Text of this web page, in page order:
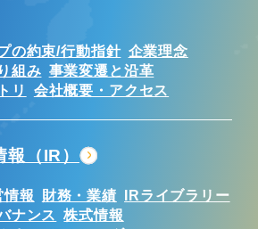
の約束/行動指針 企業理念
組み 事業変遷と沿革
リ
会社概要・アクセス
（IR）
情報 財務・業績
IRライブラリー
ナンス 株式情報